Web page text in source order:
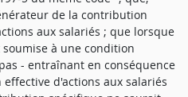
de la contribution
aux salariés ; que lorsque
à une condition
- entraînant en conséquence
d'actions aux salariés